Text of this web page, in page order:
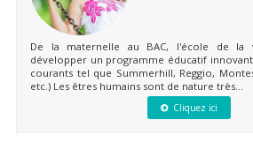
De la maternelle au BAC, l'école de la
développer un programme éducatif
courants tel que Summerhill, Reggio,
etc.) Les êtres humains sont de nature très...
Cliquez ici